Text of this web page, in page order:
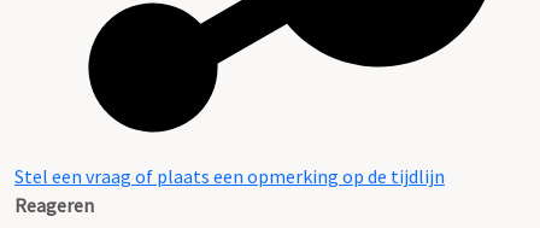
Stel een vraag of plaats een opmerking op de tijdlijn
Reageren